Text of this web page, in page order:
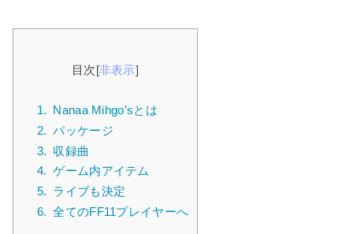
目次[非表示]
1. Nanaa Mihgo’sとは
2. パッケージ
3. 収録曲
4. ゲーム内アイテム
5. ライブも決定
6. 全てのFF11プレイヤーへ